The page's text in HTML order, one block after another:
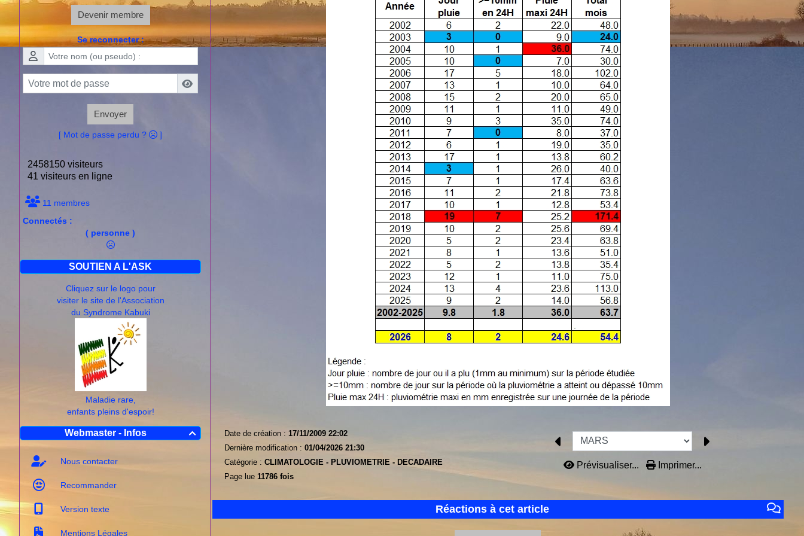
Devenir membre
Se reconnecter :
Envoyer
[ Mot de passe perdu ? ]
2458150 visiteurs
41 visiteurs en ligne
11 membres
Connectés :
( personne )
SOUTIEN A L'ASK
Cliquez sur le logo pour
visiter le site de l'Association
du Syndrome Kabuki
Maladie rare,
enfants pleins d'espoir!

Webmaster - Infos
Nous contacter
Recommander
Version texte
Mentions Légales
Date de création : 17/11/2009 22:02
Dernière modification : 01/04/2026 21:30
Catégorie : CLIMATOLOGIE - PLUVIOMETRIE - DECADAIRE
Page lue 11786 fois
Prévisualiser... Imprimer...
Réactions à cet article